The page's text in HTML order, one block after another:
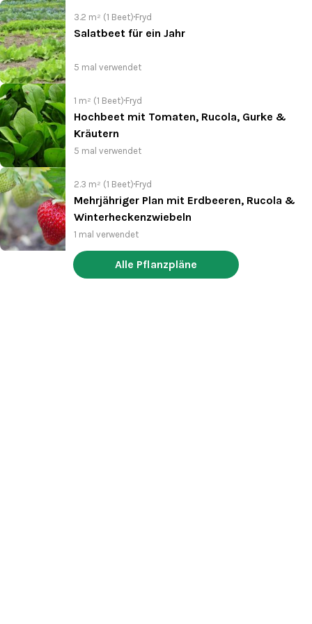
3.2 m² (1 Beet) Fryd
Salatbeet für ein Jahr
5 mal verwendet
1 m² (1 Beet) Fryd
Hochbeet mit Tomaten, Rucola, Gurke &
Kräutern
5 mal verwendet
2.3 m² (1 Beet) Fryd
Mehrjähriger Plan mit Erdbeeren, Rucola &
Winterheckenzwiebeln
1 mal verwendet
Alle Pflanzpläne